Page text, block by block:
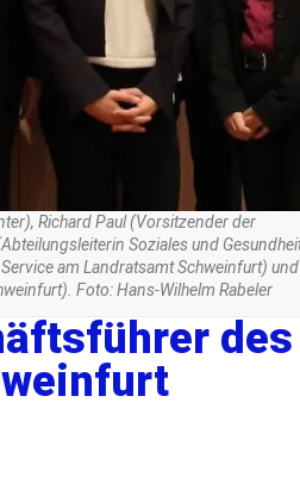
Richard Paul (Vorsitzender der
Soziales und
am Landratsamt Schweinfurt) und
Foto: Hans-Wilhelm Rabeler
des